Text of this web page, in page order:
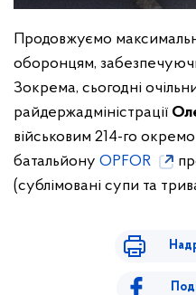
Продовжуємо
оборонцям,
Зокрема, сьогодні
райдержадміністрації
військовим 214-го
батальйону OPFOR
(сублімовані супи та